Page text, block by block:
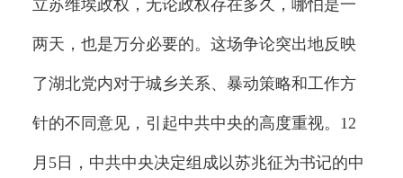
立苏维埃政权，无论政权存在多久，哪怕是一
两天，也是万分必要的。这场争论突出地反映
了湖北党内对于城乡关系、暴动策略和工作方
针的不同意见，引起中共中央的高度重视。12
月5日，中共中央决定组成以苏兆征为书记的中